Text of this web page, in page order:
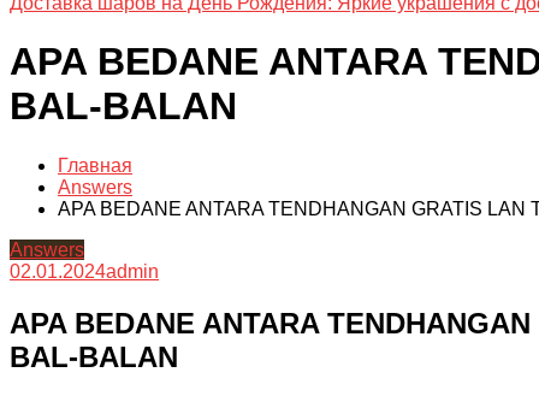
APA BEDANE ANTARA
BAL-BALAN
Главная
Answers
APA BEDANE ANTARA TENDHANGAN GRATIS LAN
Answers
02.01.2024admin
APA BEDANE ANTARA
BAL-BALAN